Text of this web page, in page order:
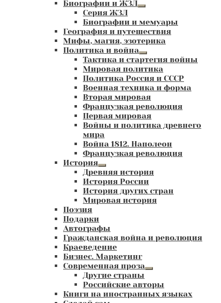
Биографии и ЖЗЛ
Развернутое
меню
Серия ЖЗЛ
Биографии и мемуары
География и путешествия
Мифы, магия, эзотерика
Политика и война
Развернутое
вложенное
меню
Тактика и стартегия войны
Мировая политика
Политика Россия и СССР
Военная техника и форма
Вторая мировая
Французкая революция
Первая мировая
Войны и политика древнего
мира
Война 1812. Наполеон
Французкая революция
История
Развернутое
вложенное
меню
Древняя история
История России
История других стран
Мировая история
Поэзия
Подарки
Автографы
Гражданская война и революция
Краеведение
Бизнес. Маркетинг
Современная проза
Развернутое
меню
Другие страны
Российские авторы
Книги на иностранных языках